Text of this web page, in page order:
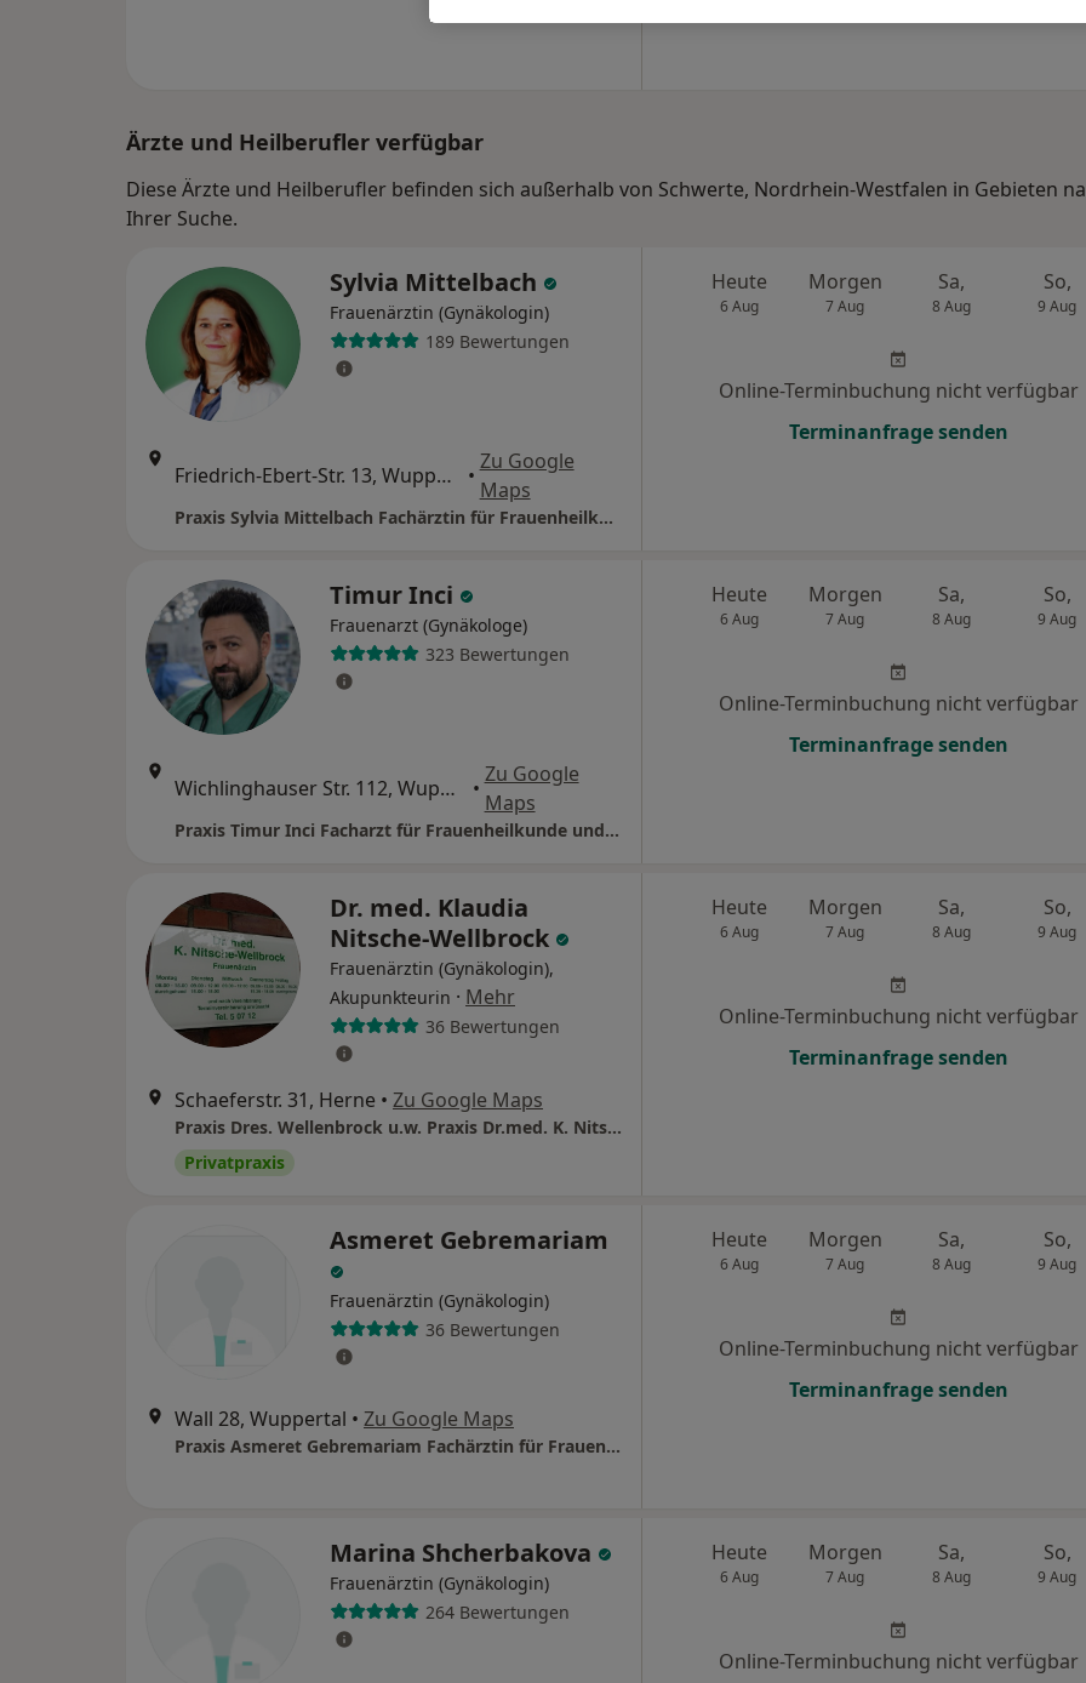
Ärzte und Heilberufler verfügbar
Diese Ärzte und Heilberufler befinden sich außerhalb von Schwerte, Nordrhein-Westfalen in Gebieten
Ihrer Suche.
Sylvia Mittelbach
Frauenärztin (Gynäkologin)
189 Bewertungen
Friedrich-Ebert-Str. 13, Wuppertal •
Zu Google
Maps
Praxis Sylvia Mittelbach Fachärztin für Frauenheilkunde und Geburtshilfe
Heute
6 Aug
Morgen
7 Aug
Sa,
8 Aug
So,
9 Aug
Online-Terminbuchung nicht verfügbar
Terminanfrage senden
Timur Inci
Frauenarzt (Gynäkologe)
323 Bewertungen
Wichlinghauser Str. 112, Wuppertal •
Zu Google
Maps
Praxis Timur Inci Facharzt für Frauenheilkunde und Geburtshilfe
Heute
6 Aug
Morgen
7 Aug
Sa,
8 Aug
So,
9 Aug
Online-Terminbuchung nicht verfügbar
Terminanfrage senden
Dr. med. Klaudia
Nitsche-Wellbrock
Frauenärztin (Gynäkologin),
Akupunkteurin · Mehr
36 Bewertungen
Schaeferstr. 31, Herne • Zu Google Maps
Praxis Dres. Wellenbrock u.w. Praxis Dr.med. K. Nitsche-Wellbrock Fachärztin für Frauenheilkunde und Geburtshilfe
Privatpraxis
Heute
6 Aug
Morgen
7 Aug
Sa,
8 Aug
So,
9 Aug
Online-Terminbuchung nicht verfügbar
Terminanfrage senden
Asmeret Gebremariam
Frauenärztin (Gynäkologin)
36 Bewertungen
Wall 28, Wuppertal • Zu Google Maps
Praxis Asmeret Gebremariam Fachärztin für Frauenheilkunde und Geburtshilfe
Heute
6 Aug
Morgen
7 Aug
Sa,
8 Aug
So,
9 Aug
Online-Terminbuchung nicht verfügbar
Terminanfrage senden
Marina Shcherbakova
Frauenärztin (Gynäkologin)
264 Bewertungen
Heute
6 Aug
Morgen
7 Aug
Sa,
8 Aug
So,
9 Aug
Online-Terminbuchung nicht verfügbar